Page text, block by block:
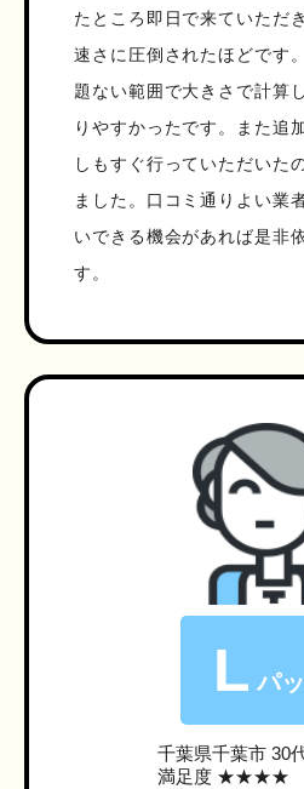
たところ即日で来ていただ
速さに圧倒されたほどです
題ない範囲で大きさで計算
りやすかったです。また追
しもすぐ行っていただいた
ました。口コミ通りよい業
いできる機会があれば是非
す。
L パ
千葉県千葉市 30
満足度 ★★★★